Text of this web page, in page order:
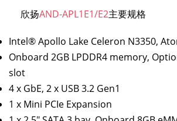
欣扬AND-APL1E1/E2主要规格
Intel® Apollo Lake Celeron N3350,
Onboard 2GB LPDDR4 memory,
slot
4 x GbE, 2 x USB 3.2 Gen1
1 x Mini PCIe Expansion